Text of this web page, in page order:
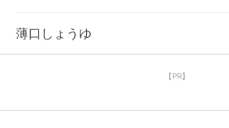
薄口しょうゆ
【PR】